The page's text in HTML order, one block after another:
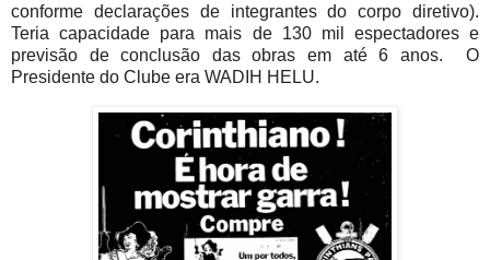
conforme declarações de integrantes do corpo diretivo).
Teria capacidade para mais de 130 mil espectadores e
previsão de conclusão das obras em até 6 anos. O
Presidente do Clube era WADIH HELU.